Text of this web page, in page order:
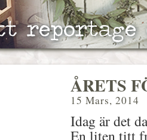
ÅRETS
15 Mars, 2014
Idag är det
En liten titt